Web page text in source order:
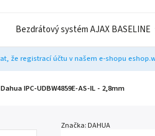
Bezdrátový systém AJAX BASELINE
že registrací účtu v našem e-shopu
IPC-UDBW4859E-AS-IL - 2,8mm
Značka: DAHUA